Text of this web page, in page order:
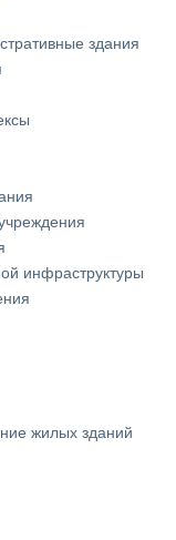
здания
инфраструктуры
жилых зданий